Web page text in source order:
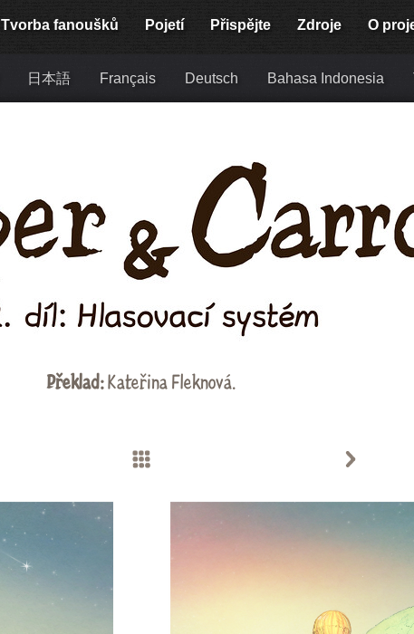
Tvorba fanoušků Pojetí Přispějte Zdroje O
日本語 Français Deutsch Bahasa Indonesia
Překlad:Kateřina Fleknová.